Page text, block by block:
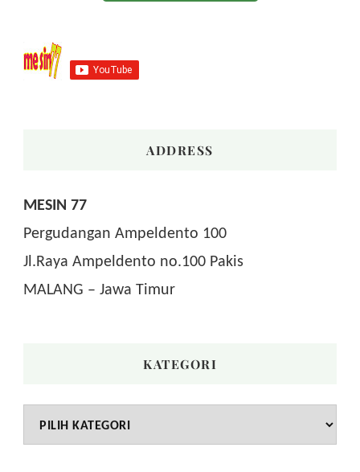
ADDRESS
MESIN 77
Pergudangan Ampeldento 100
Jl.Raya Ampeldento no.100 Pakis
MALANG – Jawa Timur
KATEGORI
Kategori